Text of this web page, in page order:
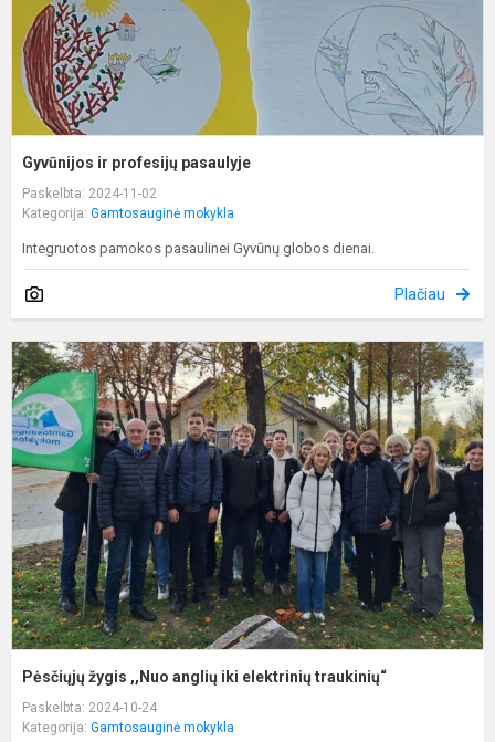
Gyvūnijos ir profesijų pasaulyje
Paskelbta: 2024-11-02
Kategorija: Gamtosauginė mokykla
Integruotos pamokos pasaulinei Gyvūnų globos dienai.
Plačiau
Pėsčiųjų žygis ,,Nuo anglių iki elektrinių traukinių“
Paskelbta: 2024-10-24
Kategorija: Gamtosauginė mokykla